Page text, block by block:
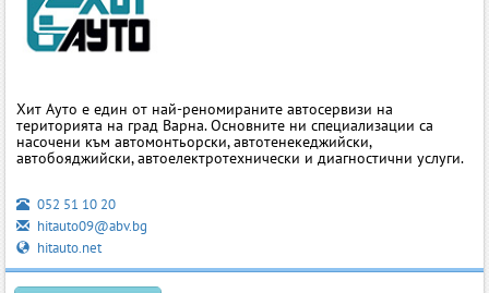
Хит Ауто е един от най-реномираните автосервизи на
територията на град Варна. Основните ни специализации са
насочени към автомонтьорски, автотенекеджийски,
автобояджийски, автоелектротехнически и диагностични услуги.
052 51 10 20
hitauto09@abv.bg
hitauto.net